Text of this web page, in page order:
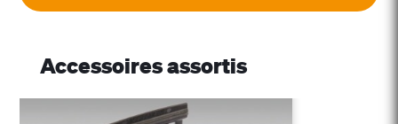
Accessoires assortis